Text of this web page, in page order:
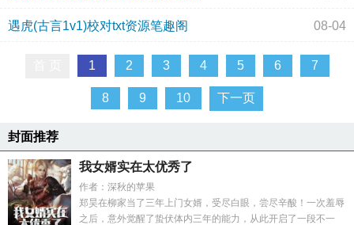
遇虎(古言1v1)校对txt资源笔趣阁 08-04
1 2 3 4 5 6 7
8 9 10 下一页
封面推荐
我女婿实在太优秀了
作者：深秋的苹果
郑昊在柳家当了三年上门女婿，受尽白眼，尝尽辛酸！一次羞辱
之后，意外觉醒了蛰伏体内三年的能力，从此开启了一段不一